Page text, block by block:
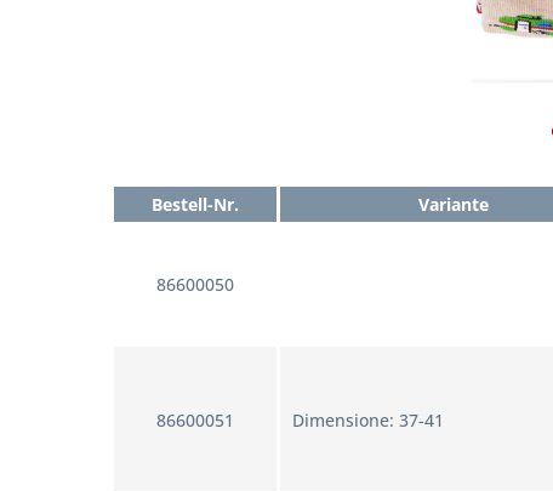
Bestell-Nr. Variante
86600050
86600051 Dimensione: 37-41